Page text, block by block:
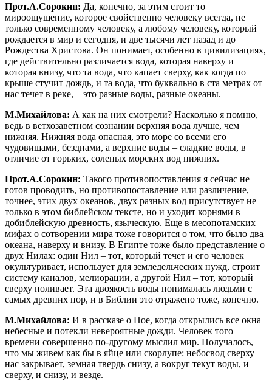
Прот.А.Сорокин: Да, конечно, за этим стоит то
мироощущение, которое свойственно человеку всегда, не
только современному человеку, а любому человеку, который
рождается в мир и сегодня, и две тысячи лет назад и до
Рождества Христова. Он понимает, особенно в цивилизациях,
где действительно различается вода, которая наверху и
которая внизу, что та вода, что капает сверху, как когда по
крыше стучит дождь, и та вода, что буквально в ста метрах от
нас течет в реке, – это разные воды, разные океаны.
М.Михайлова: А как на них смотрели? Насколько я помню,
ведь в ветхозаветном сознании верхняя вода лучше, чем
нижняя. Нижняя вода опасная, это море со всеми его
чудовищами, безднами, а верхние воды – сладкие воды, в
отличие от горьких, соленых морских вод нижних.
Прот.А.Сорокин: Такого противопоставления я сейчас не
готов проводить, но противопоставление или различение,
точнее, этих двух океанов, двух разных вод присутствует не
только в этом библейском тексте, но и уходит корнями в
добиблейскую древность, языческую. Еще в месопотамских
мифах о сотворении мира тоже говорится о том, что было два
океана, наверху и внизу. В Египте тоже было представление о
двух Нилах: один Нил – тот, который течет и его человек
окультуривает, использует для земледельческих нужд, строит
систему каналов, мелиорации, а другой Нил – тот, который
сверху поливает. Эта двоякость воды понималась людьми с
самых древних пор, и в Библии это отражено тоже, конечно.
М.Михайлова: И в рассказе о Ное, когда открылись все окна
небесные и потекли невероятные дожди. Человек того
времени совершенно по-другому мыслил мир. Получалось,
что мы живем как бы в яйце или скорлупе: небосвод сверху
нас закрывает, земная твердь снизу, а вокруг текут воды, и
сверху, и снизу, и везде.